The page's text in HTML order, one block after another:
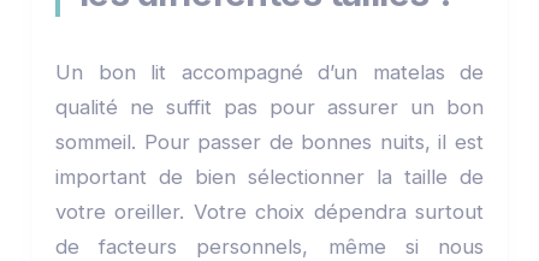
Un bon lit accompagné d’un matelas de
qualité ne suffit pas pour assurer un bon
sommeil. Pour passer de bonnes nuits, il est
important de bien sélectionner la taille de
votre oreiller. Votre choix dépendra surtout
de facteurs personnels, même si nous